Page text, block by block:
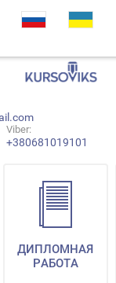
Viber:
+380681019101
ДИПЛОМНАЯ
РАБОТА